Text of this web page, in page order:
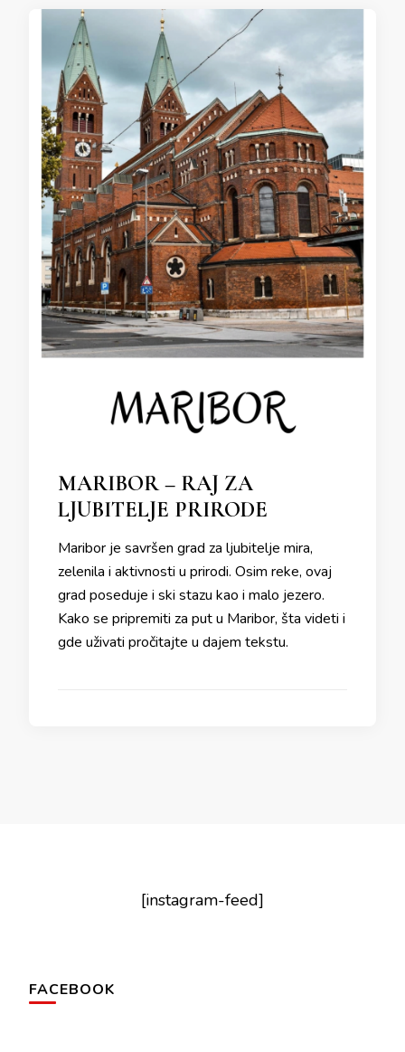
MARIBOR – RAJ ZA
LJUBITELJE PRIRODE
Maribor je savršen grad za ljubitelje mira,
zelenila i aktivnosti u prirodi. Osim reke, ovaj
grad poseduje i ski stazu kao i malo jezero.
Kako se pripremiti za put u Maribor, šta videti i
gde uživati pročitajte u dajem tekstu.
[instagram-feed]
FACEBOOK